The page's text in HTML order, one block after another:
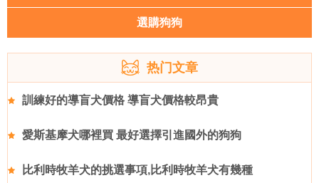
選購狗狗
热门文章
訓練好的導盲犬價格 導盲犬價格較昂貴
愛斯基摩犬哪裡買 最好選擇引進國外的狗狗
比利時牧羊犬的挑選事項,比利時牧羊犬有幾種